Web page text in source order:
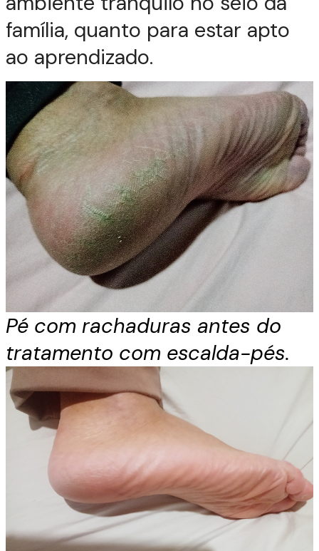
família, quanto para estar apto
ao aprendizado.
Pé com rachaduras antes do
tratamento com escalda-pés.